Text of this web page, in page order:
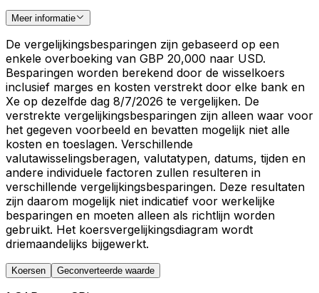
Meer informatie
De vergelijkingsbesparingen zijn gebaseerd op een
enkele overboeking van GBP 20,000 naar USD.
Besparingen worden berekend door de wisselkoers
inclusief marges en kosten verstrekt door elke bank en
Xe op dezelfde dag 8/7/2026 te vergelijken. De
verstrekte vergelijkingsbesparingen zijn alleen waar voor
het gegeven voorbeeld en bevatten mogelijk niet alle
kosten en toeslagen. Verschillende
valutawisselingsberagen, valutatypen, datums, tijden en
andere individuele factoren zullen resulteren in
verschillende vergelijkingsbesparingen. Deze resultaten
zijn daarom mogelijk niet indicatief voor werkelijke
besparingen en moeten alleen als richtlijn worden
gebruikt. Het koersvergelijkingsdiagram wordt
driemaandelijks bijgewerkt.
Koersen Geconverteerde waarde